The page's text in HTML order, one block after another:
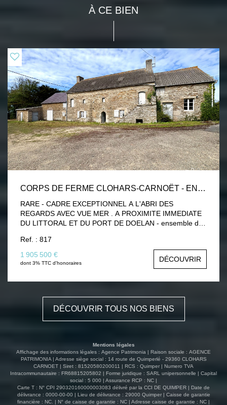
À CE BIEN
CORPS DE FERME CLOHARS-CARNOËT - ENSEMBLE DE BÂTIMENTS.
RARE - CADRE EXCEPTIONNEL A L'ABRI DES
REGARDS AVEC VUE MER . A PROXIMITE IMMEDIATE
DU LITTORAL ET DU PORT DE DOELAN - ensemble de
maison principale à moderniser disposant d'une entrée
avec couloir de dégagement, cuisine, salon-séjour salle à
manger, wc, chambre et salle de bains. A l' étage : palier,
3 chambres, salle de bains avec WC, grenier. Sous-sol
complet. A réhabiliter : - Une ancienne cidrerie (58m²) en
attenantes . - Un bâtiment de 135m² (ancienne étable)
avec hangar attenant de 192m² . Le tout sur 93 700m²
pour un projet d'habitation ou de gites. Il est possible de
créer un lieu de vie unique. A VISITER!
Ref. : 817
1 905 500 €
dont 3% TTC d'honoraires DÉCOUVRIR
DÉCOUVRIR TOUS NOS BIENS
Mentions légales
Affichage des informations légales : Agence Patrimonia | Raison sociale : AGENCE
PATRIMONIA | Adresse siège social : 14 route de Quimperlé - 29360 CLOHARS
CARNOET | Siret : 81520580200011 | RCS : Quimper | Numero TVA
Intracommunautaire : FR68815205802 | Forme juridique : SARL unipersonnelle | Capital
social : 5 000 | Assurance RCP : NC |
Carte T : N° CPI 290320160000003083 délivré par la CCI DE QUIMPER | Date de
délivrance : 0000-00-00 | Lieu de délivrance : 29000 Quimper | Caisse de garantie
financière : NC. | N° de caisse de garantie : NC | Adresse caisse de garantie : NC |